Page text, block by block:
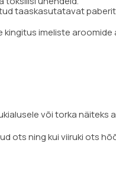
taaskasutatavat
kingitus imeliste
või torka näiteks
ots ning kui viiruki ots